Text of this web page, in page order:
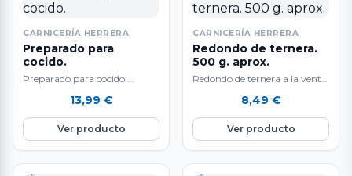
CARNICERÍA HERRERA
Preparado para
cocido.
Preparado para cocido:
espinazo salado, tocino, hueso
fresco y chorizo. 1…
13,99 €
Ver producto
CARNICERÍA HERRERA
Redondo de ternera.
500 g. aprox.
Redondo de ternera a la venta
aproximadamente. Se vende a
gusto del…
8,49 €
Ver producto